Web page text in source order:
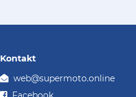
Kontakt
web@supermoto.online